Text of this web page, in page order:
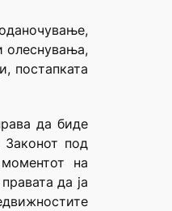
олеснувања,
постапката
да биде
под
на
да ја